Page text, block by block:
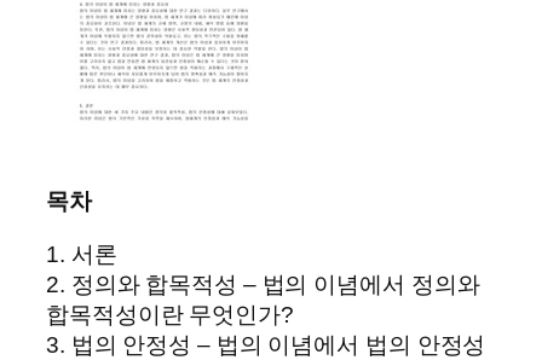
목차
1. 서론
2. 정의와 합목적성 – 법의 이념에서 정의와
합목적성이란 무엇인가?
3. 법의 안정성 – 법의 이념에서 법의 안정성